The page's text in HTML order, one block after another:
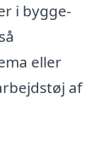
i bygge-
eller
af